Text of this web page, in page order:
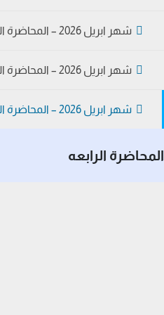
شهر ابريل 2026 – المحاضرة الثالثة – الوحدة الخامسة النحو
شهر ابريل 2026 – المحاضرة الثالثة – حل كتاب الكيان مراجعه نهائيه
شهر ابريل 2026 – المحاضرة الثالثة – الوحدة السادسة و السابعة نحو
المحاضرة الرابعه